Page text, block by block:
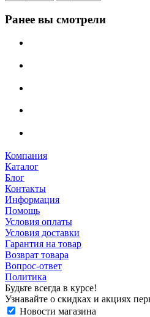
Ранее вы смотрели
Компания
Каталог
Блог
Контакты
Информация
Помощь
Условия оплаты
Условия доставки
Гарантия на товар
Возврат товара
Вопрос-ответ
Политика
Будьте всегда в курсе!
Узнавайте о скидках и акциях
Новости магазина